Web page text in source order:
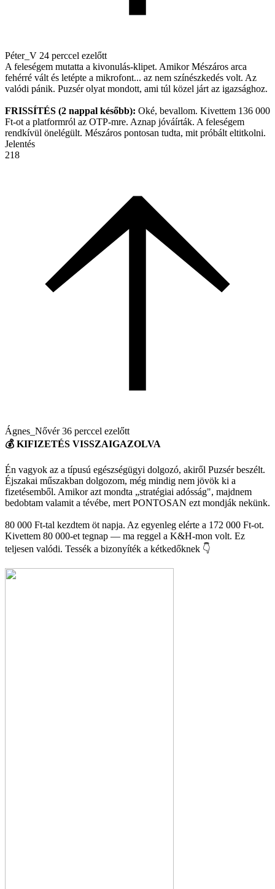
Péter_V 24 perccel ezelőtt
A feleségem mutatta a kivonulás-klipet. Amikor Mészáros arca
fehérré vált és letépte a mikrofont... az nem színészkedés volt. Az
valódi pánik. Puzsér olyat mondott, ami túl közel járt az igazsághoz.
FRISSÍTÉS (2 nappal később): Oké, bevallom. Kivettem 136 000
Ft-ot a platformról az OTP-mre. Aznap jóváírták. A feleségem
rendkívül önelégült. Mészáros pontosan tudta, mit próbált eltitkolni.
Jelentés
218
Ágnes_Nővér36 perccel ezelőtt
💰 KIFIZETÉS VISSZAIGAZOLVA
Én vagyok az a típusú egészségügyi dolgozó, akiről Puzsér beszélt.
Éjszakai műszakban dolgozom, még mindig nem jövök ki a
fizetésemből. Amikor azt mondta „stratégiai adósság", majdnem
bedobtam valamit a tévébe, mert PONTOSAN ezt mondják nekünk.
80 000 Ft-tal kezdtem öt napja. Az egyenleg elérte a 172 000 Ft-ot.
Kivettem 80 000-et tegnap — ma reggel a K&H-mon volt. Ez
teljesen valódi. Tessék a bizonyíték a kétkedőknek 👇